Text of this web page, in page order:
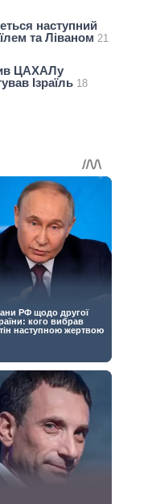
наступний
та Ліваном 21
ЦАХАЛу
Ізраїль 18